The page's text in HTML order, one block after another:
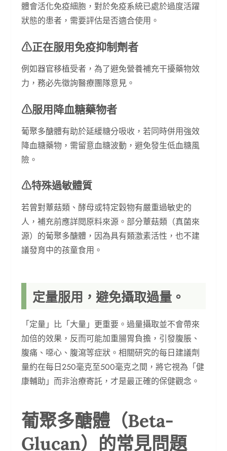
體會活化免疫細胞，對於免疫系統已處於過度活躍
狀態的患者，需要評估是否適合使用。
⚠︎正在服用免疫抑制劑者
例如器官移植受者，為了避免營養補充干擾藥物效
力，務必先徵詢醫療團隊意見。
⚠︎服用降血糖藥物者
葡聚多醣體有助於延緩糖分吸收，若同時併用強效
降血糖藥物，需留意血糖波動，避免發生低血糖風
險。
⚠︎特殊過敏體質
若曾對蕈菇類、酵母或特定穀物有嚴重過敏史的
人，補充前應詳閱原料來源。部分蕈菇類（真菌來
源）的葡聚多醣體，因為具有類激素活性，也不建
議發育中的孩童食用。
定量服用，避免攝取過量。
「定量」比「大量」更重要。過量攝取並不會帶來
加倍的效果，反而可能加重腸胃負擔，引發腹脹、
腹痛、噁心、腹瀉等症狀。相關研究的每日建議劑
量約在每日250毫克至500毫克之間，將它視為「健
康輔助」而非治療寄託，才是最正確的保健觀念。
葡聚多醣體（Beta-
Glucan）的常見問題